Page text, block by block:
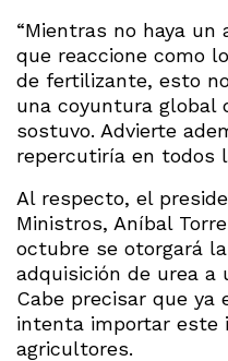
“Mientras no haya un
que reaccione como
de fertilizante, esto
una coyuntura global
sostuvo. Advierte
repercutiría en todos
Al respecto, el
Ministros, Aníbal
octubre se otorgará
adquisición de urea a
Cabe precisar que ya
intenta importar este
agricultores.